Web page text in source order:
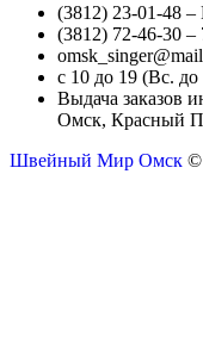
(3812) 23-01-48
(3812) 72-46-30 –
с 10 до 19 (Вс. до
Выдача заказов
Омск, Красный
Швейный Мир Омск ©